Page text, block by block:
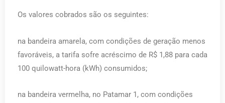
Os valores cobrados são os seguintes:
na bandeira amarela, com condições de geração menos
favoráveis, a tarifa sofre acréscimo de R$ 1,88 para cada
100 quilowatt-hora (kWh) consumidos;
na bandeira vermelha, no Patamar 1, com condições